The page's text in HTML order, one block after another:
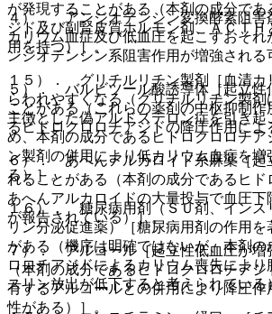
が発現することがある（本剤の成分であ
ジド及び副腎皮質ホルモン剤、ＡＣＴ
用を持つ）］。
１５）． グリチルリチン製剤［血清カ
らわれやすくなる（グリチルリチン製剤
主徴とした偽アルドステロン症を引き起
め、本剤の成分であるヒドロクロロチア
ン製剤の併用により低カリウム血症を増
る）］。
１６）． 糖尿病用剤（ＳＵ剤、インス
リン分泌促進薬）［糖尿病用剤の作用を
がある（機序は明確ではないが、本剤の
ロロチアジドによるカリウム喪失によ
スリン放出が低下すると考えられている
４）． アンジオテンシン変換酵素阻害
カリウム血症及び低血圧を起こすおそれ
ンジオテンシン系阻害作用が増強される
５）． バルビツール酸誘導体［起立性
ことがある（これらの薬剤の中枢抑制作
るヒドロクロロチアジドの降圧作用によ
６）． あへんアルカロイド系麻薬［起
れることがある（本剤の成分であるヒド
あへんアルカロイドの大量投与で血圧下
が報告されている）］。
７）． アルコール［起立性低血圧が増
（本剤の成分であるヒドロクロロチア
有するアルコールとの併用により降圧作
性がある）］。